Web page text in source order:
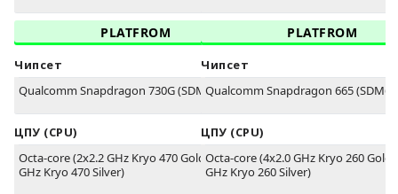
PLATFROM
Чипсет
Qualcomm Snapdragon 730G (SDM730)
ЦПУ (CPU)
Octa-core (2x2.2 GHz Kryo 470 Gold & 6x1.8
GHz Kryo 470 Silver)
PLATFROM
Чипсет
Qualcomm Snapdragon 665
ЦПУ (CPU)
Octa-core (4x2.0 GHz Kryo 260 Gold
GHz Kryo 260 Silver)